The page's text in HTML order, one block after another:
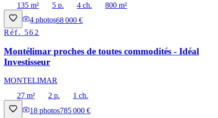
135 m²
5 p. 4 ch.
800 m²
4 photos68 000 €
Réf. 562
Montélimar proches de toutes commodités - Idéal
Investisseur
MONTELIMAR
27 m²
2 p.
1 ch.
18 photos785 000 €